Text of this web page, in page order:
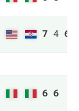
7 4 6
6 6